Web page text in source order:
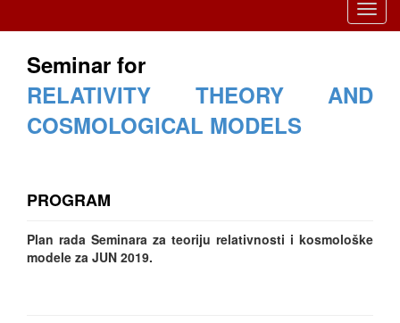
Seminar for
RELATIVITY THEORY AND
COSMOLOGICAL MODELS
PROGRAM
Plan rada Seminara za teoriju relativnosti i kosmološke
modele za JUN 2019.